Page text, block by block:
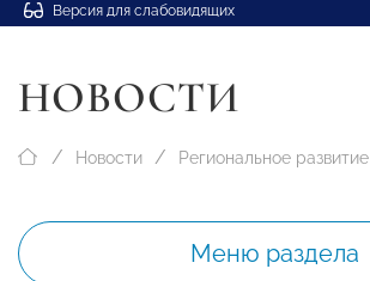
Версия для слабовидящих
НОВОСТИ
Новости Региональное развитие
Меню раздела